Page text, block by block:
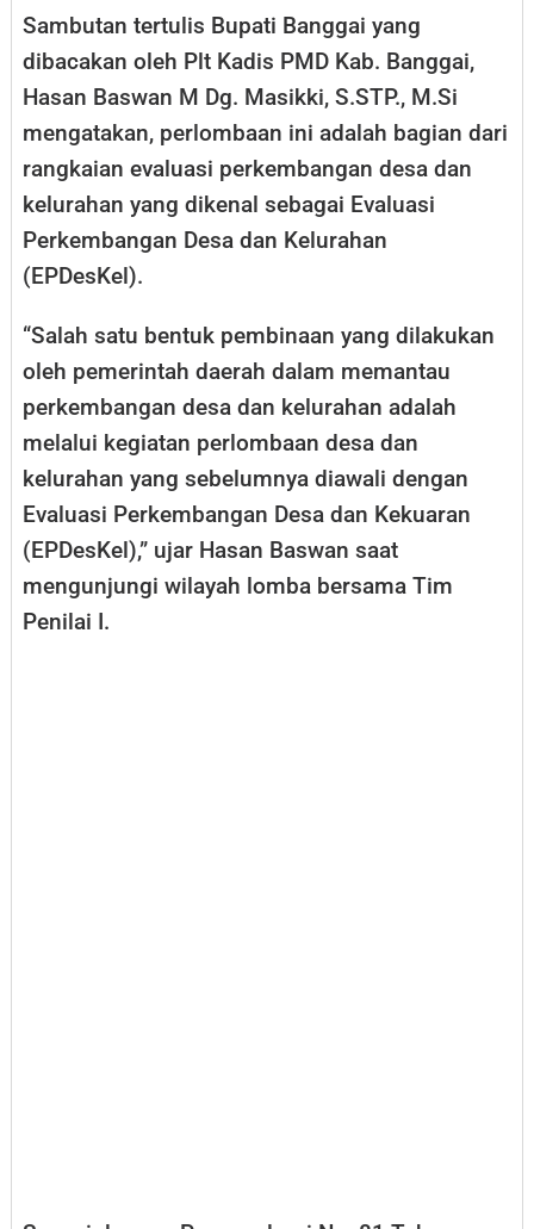
Sambutan tertulis Bupati Banggai yang
dibacakan oleh Plt Kadis PMD Kab. Banggai,
Hasan Baswan M Dg. Masikki, S.STP., M.Si
mengatakan, perlombaan ini adalah bagian dari
rangkaian evaluasi perkembangan desa dan
kelurahan yang dikenal sebagai Evaluasi
Perkembangan Desa dan Kelurahan
(EPDesKel).
“Salah satu bentuk pembinaan yang dilakukan
oleh pemerintah daerah dalam memantau
perkembangan desa dan kelurahan adalah
melalui kegiatan perlombaan desa dan
kelurahan yang sebelumnya diawali dengan
Evaluasi Perkembangan Desa dan Kekuaran
(EPDesKel),” ujar Hasan Baswan saat
mengunjungi wilayah lomba bersama Tim
Penilai I.